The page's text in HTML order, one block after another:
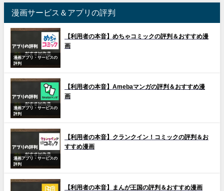
漫画サービス＆アプリの評判
漫画アプリ・サービスの
評判
【利用者の本音】めちゃコミックの評判＆おすすめ漫
画
漫画アプリ・サービスの
評判
【利用者の本音】Amebaマンガの評判＆おすすめ漫
画
漫画アプリ・サービスの
評判
【利用者の本音】クランクイン！コミックの評判＆お
すすめ漫画
【利用者の本音】まんが王国の評判＆おすすめ漫画